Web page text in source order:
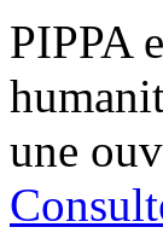
PIPPA
une